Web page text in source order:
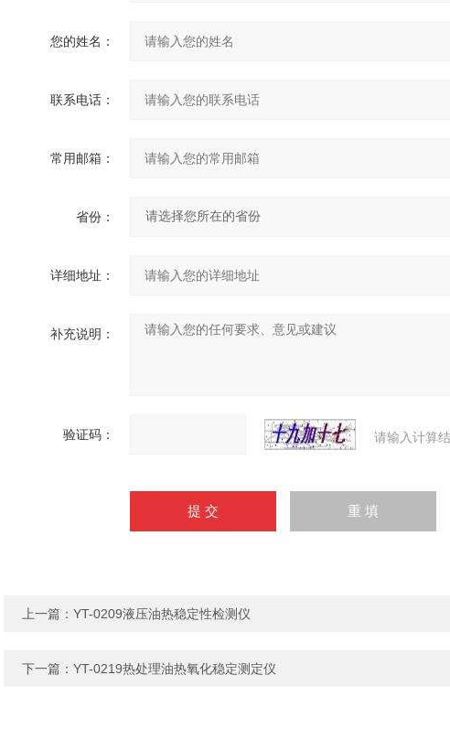
您的姓名：
联系电话：
常用邮箱：
省份：
详细地址：
补充说明：
验证码： 请输入计算
上一篇： YT-0209液压油热稳定性检测仪
下一篇： YT-0219热处理油热氧化稳定测定仪